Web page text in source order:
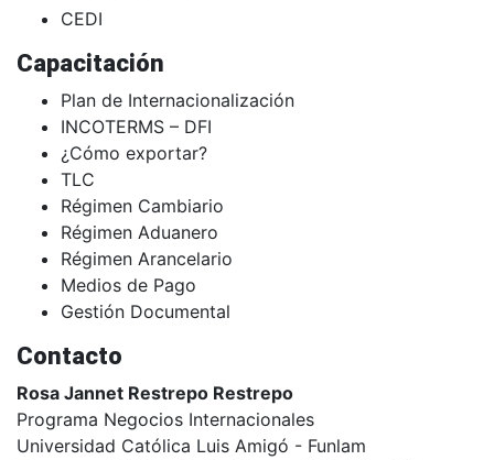
CEDI
Capacitación
Plan de Internacionalización
INCOTERMS – DFI
¿Cómo exportar?
TLC
Régimen Cambiario
Régimen Aduanero
Régimen Arancelario
Medios de Pago
Gestión Documental
Contacto
Rosa Jannet Restrepo Restrepo
Programa Negocios Internacionales
Universidad Católica Luis Amigó - Funlam